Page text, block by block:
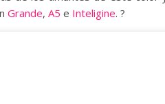
Grande, A5 e Inteligine. ?